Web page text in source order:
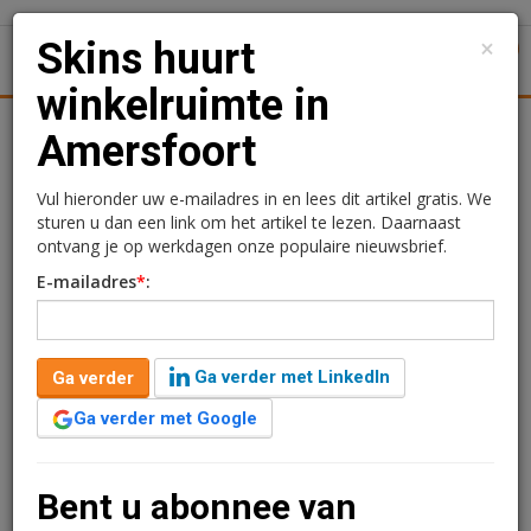
Juridisch | Fiscaal
Skins huurt winkelruimte
in Amersfoort
Cosmeticaconcept Skins heeft een huurovereenkomst
getekend voor 237 m2 winkelruimte aan de
Langestraat 38 in Amersfoort. Het gehuurde is
de kelder. Het is de veertiende boutique van het
concept in Nederland.
×
Skins huurt
winkelruimte in
Amersfoort
Vul hieronder uw e-mailadres in en lees dit artikel gratis. We
sturen u dan een link om het artikel te lezen. Daarnaast
ontvang je op werkdagen onze populaire nieuwsbrief.
E-mailadres*:
Ga verder
Ga verder met LinkedIn
Ga verder met Google
Bent u abonnee van